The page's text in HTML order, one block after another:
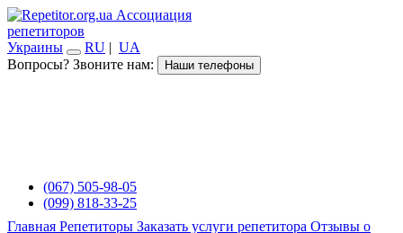
Ассоциация
репетиторов
Украины
RU | UA
Вопросы? Звоните нам:
Наши телефоны
(067) 505-98-05
(099) 818-33-25
Главная Репетиторы Заказать услуги репетитора Отзывы о